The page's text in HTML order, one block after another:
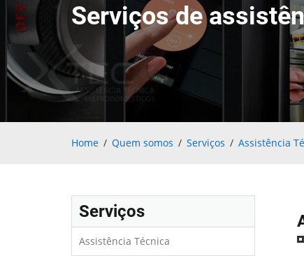
Serviços de
Home Quem somos Serviços Assistência
Serviços
Assistência Técnica